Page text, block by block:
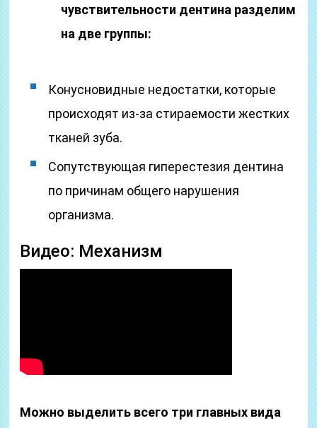
чувствительности дентина разделим
на две группы:
Конусновидные недостатки, которые
происходят из-за стираемости жестких
тканей зуба.
Сопутствующая гиперестезия дентина
по причинам общего нарушения
организма.
Видео: Механизм
Можно выделить всего три главных вида